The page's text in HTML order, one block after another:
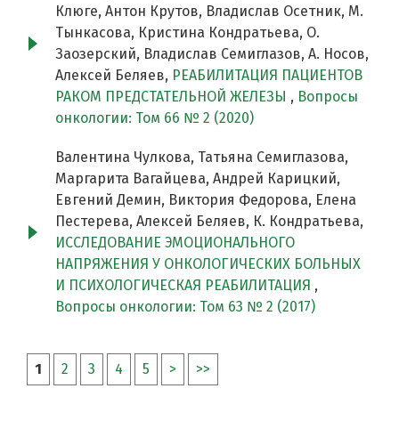
Клюге, Антон Крутов, Владислав Осетник, М.
Тынкасова, Кристина Кондратьева, О.
Заозерский, Владислав Семиглазов, А. Носов,
Алексей Беляев, РЕАБИЛИТАЦИЯ ПАЦИЕНТОВ
РАКОМ ПРЕДСТАТЕЛЬНОЙ ЖЕЛЕЗЫ , Вопросы
онкологии: Том 66 № 2 (2020)
Валентина Чулкова, Татьяна Семиглазова,
Маргарита Вагайцева, Андрей Карицкий,
Евгений Демин, Виктория Федорова, Елена
Пестерева, Алексей Беляев, К. Кондратьева,
ИССЛЕДОВАНИЕ ЭМОЦИОНАЛЬНОГО
НАПРЯЖЕНИЯ У ОНКОЛОГИЧЕСКИХ БОЛЬНЫХ
И ПСИХОЛОГИЧЕСКАЯ РЕАБИЛИТАЦИЯ ,
Вопросы онкологии: Том 63 № 2 (2017)
1 2 3 4 5 > >>